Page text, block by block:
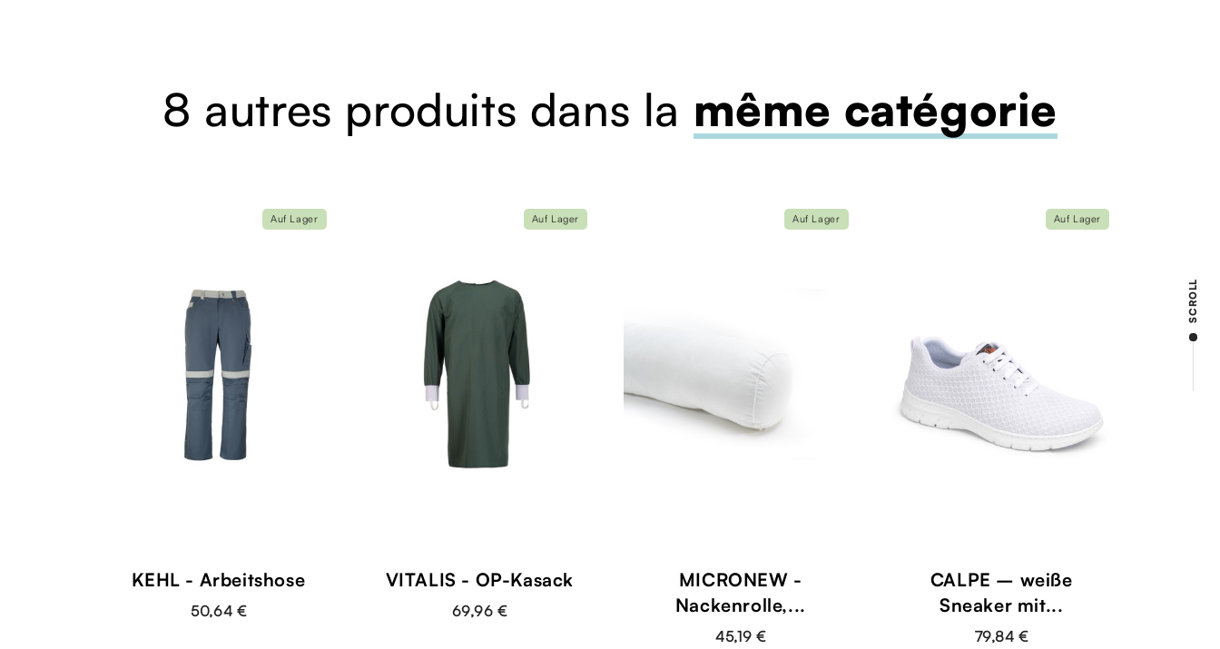
8 autres produits dans la même catégorie
KEHL - Arbeitshose
50,64 €
Auf Lager
VITALIS - OP-Kasack
69,96 €
Auf Lager
MICRONEW -
Nackenrolle,...
45,19 €
Auf Lager
CALPE – weiße
Sneaker mit...
79,84 €
Auf Lager
SCROLL